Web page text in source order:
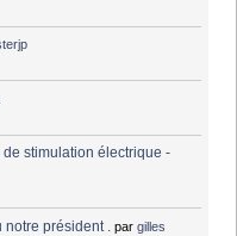
stimulation électrique -
président . pargilles